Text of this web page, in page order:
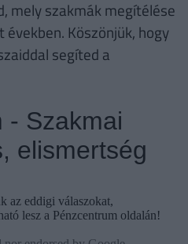
mely szakmák megítélése
Köszönjük, hogy
segíted a